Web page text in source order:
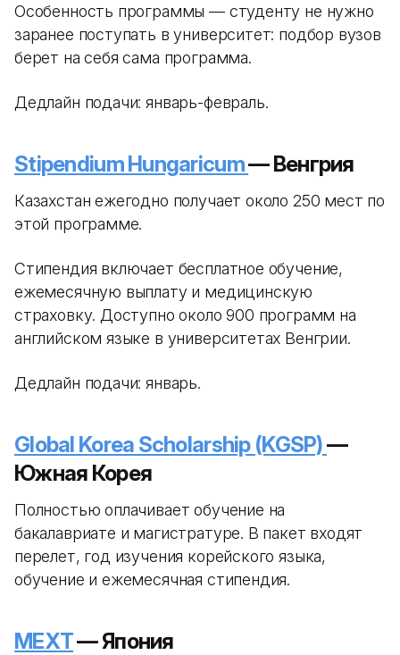
Особенность программы — студенту не нужно
заранее поступать в университет: подбор вузов
берет на себя сама программа.
Дедлайн подачи: январь-февраль.
Stipendium Hungaricum— Венгрия
Казахстан ежегодно получает около 250 мест по
этой программе.
Стипендия включает бесплатное обучение,
ежемесячную выплату и медицинскую
страховку. Доступно около 900 программ на
английском языке в университетах Венгрии.
Дедлайн подачи: январь.
Global Korea Scholarship (KGSP)—
Южная Корея
Полностью оплачивает обучение на
бакалавриате и магистратуре. В пакет входят
перелет, год изучения корейского языка,
обучение и ежемесячная стипендия.
MEXT— Япония